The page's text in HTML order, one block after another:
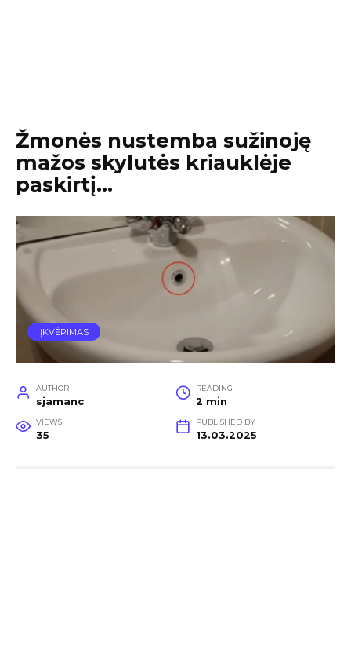
Žmonės nustemba sužinoję
mažos skylutės kriauklėje
paskirtį…
ĮKVĖPIMAS
AUTHOR
sjamanc
READING
2 min
VIEWS
35
PUBLISHED BY
13.03.2025